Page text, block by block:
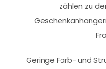
zählen zu
Geringe Farb- und